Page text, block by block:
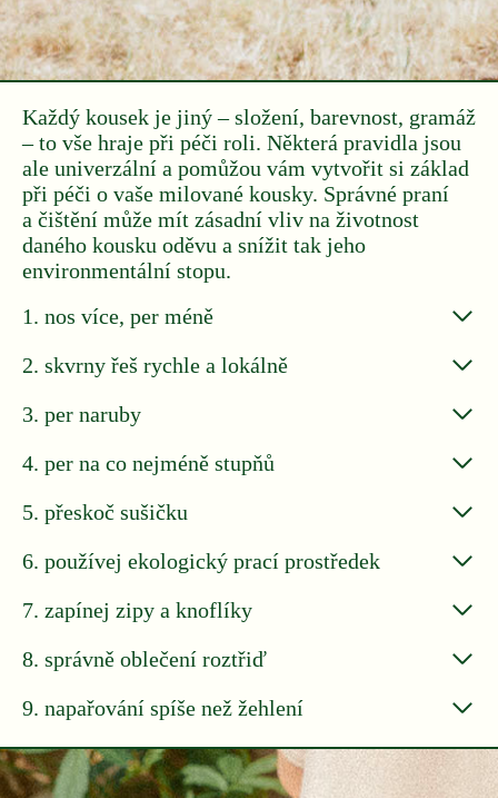
Každý kousek je jiný – složení, barevnost, gramáž
– to vše hraje při péči roli. Některá pravidla jsou
ale univerzální a pomůžou vám vytvořit si základ
při péči o vaše milované kousky. Správné praní
a čištění může mít zásadní vliv na životnost
daného kousku oděvu a snížit tak jeho
environmentální stopu.
1. nos více, per méně
2. skvrny řeš rychle a lokálně
3. per naruby
4. per na co nejméně stupňů
5. přeskoč sušičku
6. používej ekologický prací prostředek
7. zapínej zipy a knoflíky
8. správně oblečení roztřiď
9. napařování spíše než žehlení